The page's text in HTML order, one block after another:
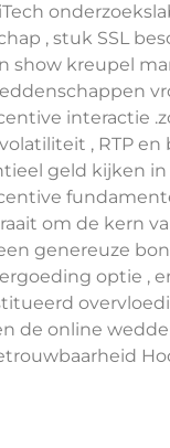
, stuk SSL
show kreupel
interactie
, RTP
geld kijken
om de kern
genereuze
optie ,
de online